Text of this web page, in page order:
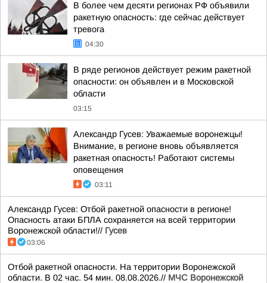
В более чем десяти регионах РФ объявили
ракетную опасность: где сейчас действует
тревога
04:30
В ряде регионов действует режим ракетной
опасности: он объявлен и в Московской
области
03:15
Александр Гусев: Уважаемые воронежцы!
Внимание, в регионе вновь объявляется
ракетная опасность! Работают системы
оповещения
03:11
Александр Гусев: Отбой ракетной опасности в регионе!
Опасность атаки БПЛА сохраняется на всей территории
Воронежской области!// Гусев
03:06
Отбой ракетной опасности. На территории Воронежской
области. В 02 час. 54 мин. 08.08.2026.// МЧС Воронежской